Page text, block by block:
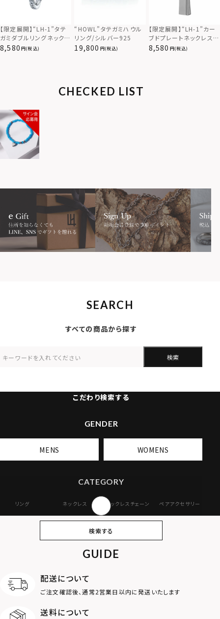
【限定展開】“LH-1”タテ
ガミダブルリングネックレ
ス（ツイスト/シルバー）/
8,580 (税込)
“HOWL”タテガミハウル
リング/シルバー925
19,800 (税込)
【限定展開】“LH-1”カー
ブドプレートネックレス/
サージカルステンレス（金
8,580 (税込)
CHECKED LIST
SEARCH
すべての商品から探す
検索
こだわり検索する
GENDER
MENS WOMENS
CATEGORY
リング ネックレス ネックレスチェーン ペアアクセサリー
オンラインストア
ギフトボックス
MOTIF
ダブルリング
検索する
GUIDE
配送について
ご注文確認後、通常2営業日以内に発送いたします
送料について